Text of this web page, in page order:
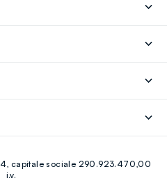
Linkedin
capitale sociale 290.923.470,00
i.v.